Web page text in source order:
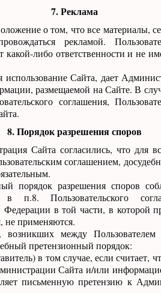
7. Реклама
о том, что все материалы,
рекламой.
либо ответственности и не
использование Сайта, дает
размещаемой на Сайте. В
соглашения,
8. Порядок разрешения споров
Сайта согласились, что для
соглашением,
порядок разрешения споров
в п.8. Пользовательского
Федерации в той части, в которой
не применяются.
возникших между
претензионный порядок:
в том случае, если
Сайта и/или
письменную претензию к